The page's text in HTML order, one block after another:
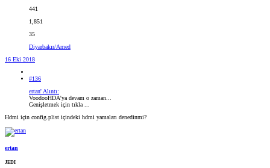
441
1,851
35
Diyarbakır/Amed
16 Eki 2018
#136
ertan' Alıntı:
VoodooHDA'ya devam o zaman...
Genişletmek için tıkla ...
Hdmi için config.plist içindeki hdmi yamaları denedinmi?
ertan
JEDI